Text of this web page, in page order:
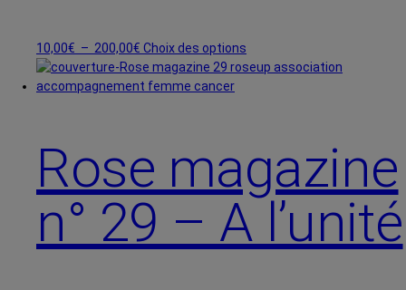
10,00€ – 200,00€ Plage
de
prix :
Choix des options
produit
options
peuvent
être
sur
Rose magazine
n° 29 – A l’unité